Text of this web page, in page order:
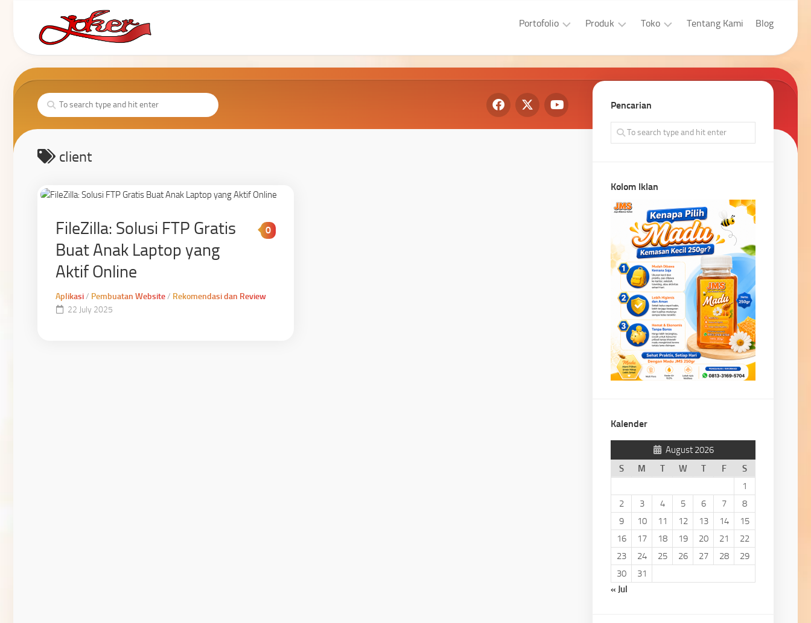
Portofolio
Website
I
Website
Produk
Properti
Aplikasi
Penjualan
Toko Tentang Kami Blog
client
FileZilla: Solusi FTP Gratis
Buat Anak Laptop yang
Aktif Online
0
Aplikasi/ Pembuatan Website/ Rekomendasi dan Review
22 July 2025
Pencarian
Kolom Iklan
Kalender
August 2026
S
M T W T F
S
1
2
3 4 5 6 7
8
9
10 11 12 13 14
15
16
17 18 19 20 21
22
23
24 25 26 27 28
29
30
31
« Jul